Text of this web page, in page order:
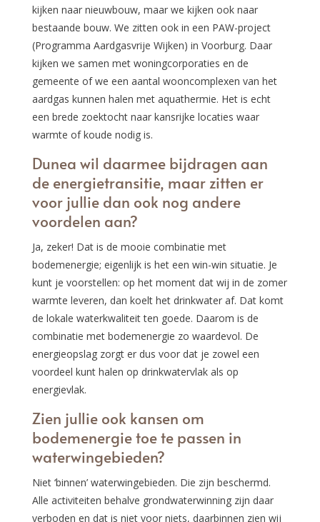
kijken naar nieuwbouw, maar we kijken ook naar
bestaande bouw. We zitten ook in een PAW-project
(Programma Aardgasvrije Wijken) in Voorburg. Daar
kijken we samen met woningcorporaties en de
gemeente of we een aantal wooncomplexen van het
aardgas kunnen halen met aquathermie. Het is echt
een brede zoektocht naar kansrijke locaties waar
warmte of koude nodig is.
Dunea wil daarmee bijdragen aan
de energietransitie, maar zitten er
voor jullie dan ook nog andere
voordelen aan?
Ja, zeker! Dat is de mooie combinatie met
bodemenergie; eigenlijk is het een win-win situatie. Je
kunt je voorstellen: op het moment dat wij in de zomer
warmte leveren, dan koelt het drinkwater af. Dat komt
de lokale waterkwaliteit ten goede. Daarom is de
combinatie met bodemenergie zo waardevol. De
energieopslag zorgt er dus voor dat je zowel een
voordeel kunt halen op drinkwatervlak als op
energievlak.
Zien jullie ook kansen om
bodemenergie toe te passen in
waterwingebieden?
Niet ‘binnen’ waterwingebieden. Die zijn beschermd.
Alle activiteiten behalve grondwaterwinning zijn daar
verboden en dat is niet voor niets, daarbinnen zien wij